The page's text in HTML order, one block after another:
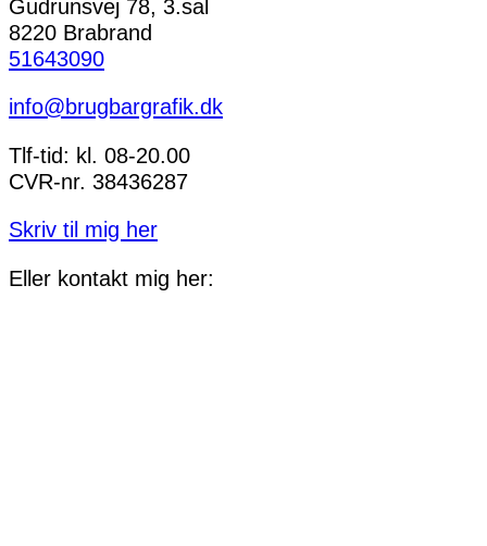
Gudrunsvej 78, 3.sal
8220 Brabrand
51643090
info@brugbargrafik.dk
Tlf-tid: kl. 08-20.00
CVR-nr. 38436287
Skriv til mig her
Eller kontakt mig her: